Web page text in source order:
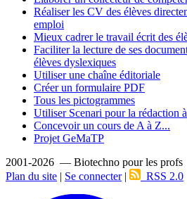
Réaliser les CV des élèves
emploi
Mieux cadrer le travail écrit des
Faciliter la lecture de ses
élèves dyslexiques
Utiliser une chaîne éditoriale
Créer un formulaire PDF
Tous les pictogrammes
Utiliser Scenari pour la rédaction
Concevoir un cours de A à Z...
Projet GeMaTP
2001-2026 — Biotechno pour les profs
Plan du site | Se connecter| RSS 2.0